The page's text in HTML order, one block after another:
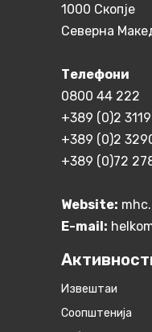
1000 Скопје
Северна
Телефони
0800 44 222
+389 (0)2
+389 (0)2
+389 (0)72
Website:
E-mail:
Извештаи
Соопштенија